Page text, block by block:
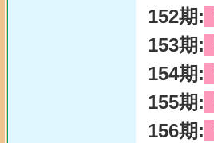
152期:
153期:
154期:
155期:
156期: